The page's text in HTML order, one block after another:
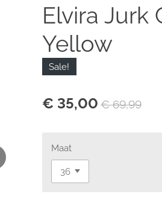
Elvira Jurk
Yellow
Sale!
€ 35,00 € 69,99
Maat